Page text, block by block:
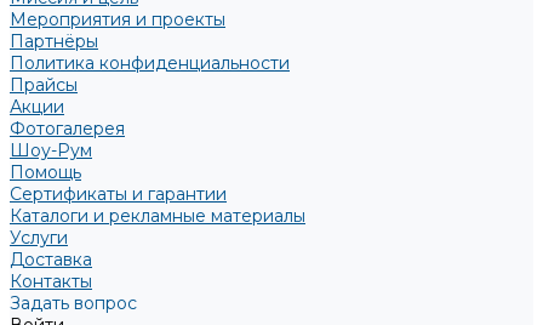
Мероприятия и проекты
Партнёры
Политика конфиденциальности
Прайсы
Акции
Фотогалерея
Шоу-Рум
Помощь
Сертификаты и гарантии
Каталоги и рекламные материалы
Услуги
Доставка
Контакты
Задать вопрос